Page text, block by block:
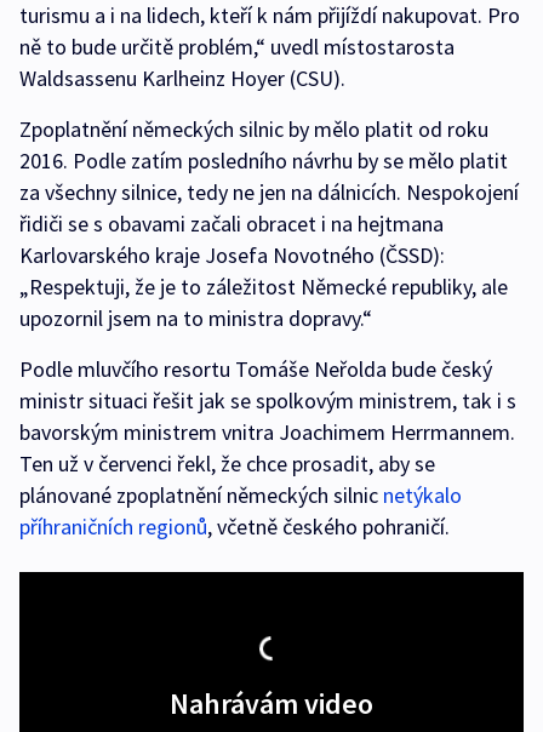
turismu a i na lidech, kteří k nám přijíždí nakupovat. Pro
ně to bude určitě problém,“ uvedl místostarosta
Waldsassenu Karlheinz Hoyer (CSU).
Zpoplatnění německých silnic by mělo platit od roku
2016. Podle zatím posledního návrhu by se mělo platit
za všechny silnice, tedy ne jen na dálnicích. Nespokojení
řidiči se s obavami začali obracet i na hejtmana
Karlovarského kraje Josefa Novotného (ČSSD):
„Respektuji, že je to záležitost Německé republiky, ale
upozornil jsem na to ministra dopravy.“
Podle mluvčího resortu Tomáše Neřolda bude český
ministr situaci řešit jak se spolkovým ministrem, tak i s
bavorským ministrem vnitra Joachimem Herrmannem.
Ten už v červenci řekl, že chce prosadit, aby se
plánované zpoplatnění německých silnic netýkalo
příhraničních regionů, včetně českého pohraničí.
Nahrávám video